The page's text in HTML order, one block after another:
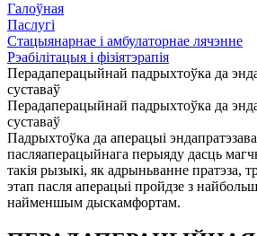
Галоўная
Паслугі
Стацыянарнае і амбулаторнае лячэнне
Рэабілітацыя і фізіятэрапія
Перадаперацыйнай падрыхтоўка да
суставаў
Перадаперацыйнай падрыхтоўка да
суставаў
Падрыхтоўка да аперацыі
пасляаперацыйнага перыяду дасць
такія рызыкі, як адрыньванне пратэза,
этап пасля аперацыі пройдзе з
найменшым дыскамфортам.